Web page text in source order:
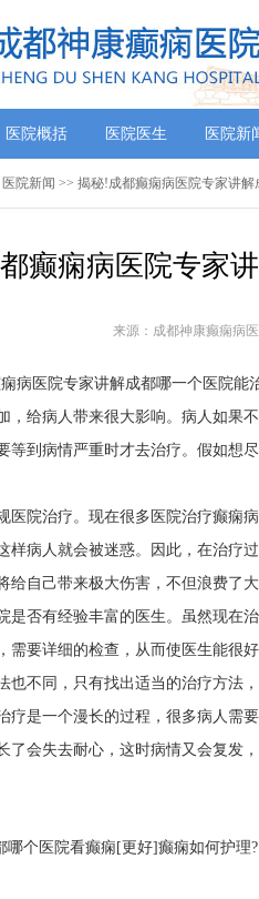
医院概括 医院医生 医院新
医院新闻 >> 揭秘!成都癫痫病医院专家讲
癫痫病医院专家
来源：成都神康癫痫病
病医院专家讲解成都哪一个医院能
，给病人带来很大影响。病人如果
等到病情严重时才去治疗。假如想
医院治疗。现在很多医院治疗癫痫
样病人就会被迷惑。因此，在治疗
给自己带来极大伤害，不但浪费了
是否有经验丰富的医生。虽然现在
需要详细的检查，从而使医生能很
也不同，只有找出适当的治疗方法
疗是一个漫长的过程，很多病人需
了会失去耐心，这时病情又会复发
哪个医院看癫痫[更好]癫痫如何护理?